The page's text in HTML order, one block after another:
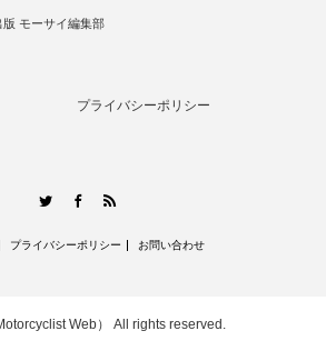
モーサイ編集部
プライバシーポリシー
TwitterFacebook
プライバシーポリシー お問い合わせ
Web） All rights reserved.